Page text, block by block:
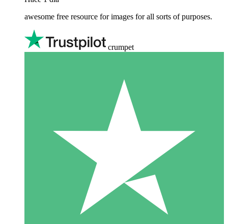
awesome free resource for images for all sorts of purposes.
crumpet